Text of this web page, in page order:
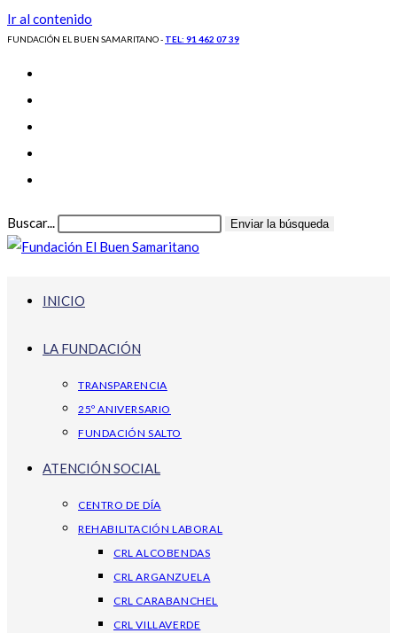
Ir al contenido
FUNDACIÓN EL BUEN SAMARITANO - TEL: 91 462 07 39
Buscar... Enviar la búsqueda
INICIO
LA FUNDACIÓN
TRANSPARENCIA
25º ANIVERSARIO
FUNDACIÓN SALTO
ATENCIÓN SOCIAL
CENTRO DE DÍA
REHABILITACIÓN LABORAL
CRL ALCOBENDAS
CRL ARGANZUELA
CRL CARABANCHEL
CRL VILLAVERDE